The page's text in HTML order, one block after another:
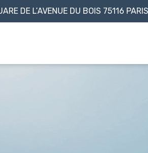
DE L’AVENUE DU BOIS 75116 PARIS